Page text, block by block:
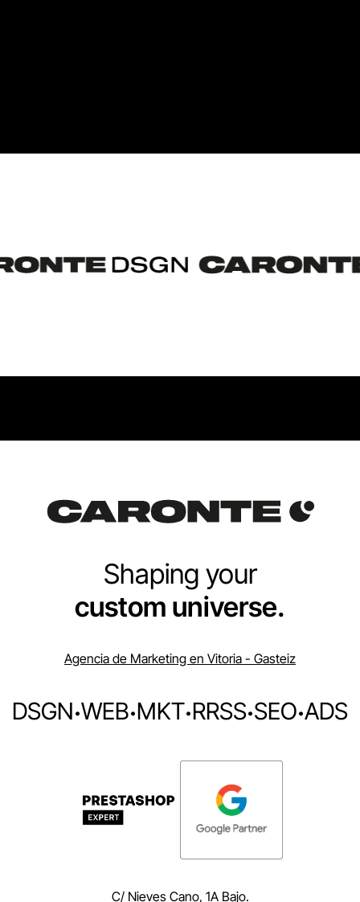
Shaping your
custom universe.
Agencia de Marketing en Vitoria - Gasteiz
DSGN·WEB·MKT·RRSS·SEO·ADS
C/ Nieves Cano, 1A Bajo.